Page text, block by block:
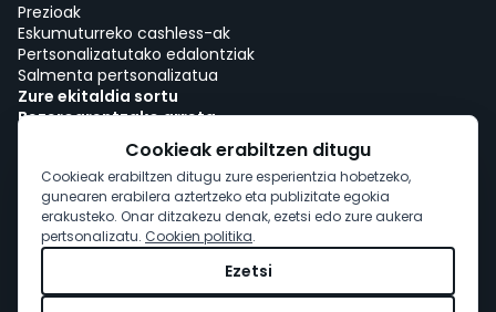
Prezioak
Eskumuturreko cashless-ak
Pertsonalizatutako edalontziak
Salmenta pertsonalizatua
Zure ekitaldia sortu
Bezeroarentzako arreta
Lana woutick-ekin!
Cookie-politika
Cookie-baimena
Cookieak erabiltzen ditugu
Cookieak erabiltzen ditugu zure esperientzia hobetzeko,
gunearen erabilera aztertzeko eta publizitate egokia
erakusteko. Onar ditzakezu denak, ezetsi edo zure aukera
pertsonalizatu. Cookien politika.
Ezetsi